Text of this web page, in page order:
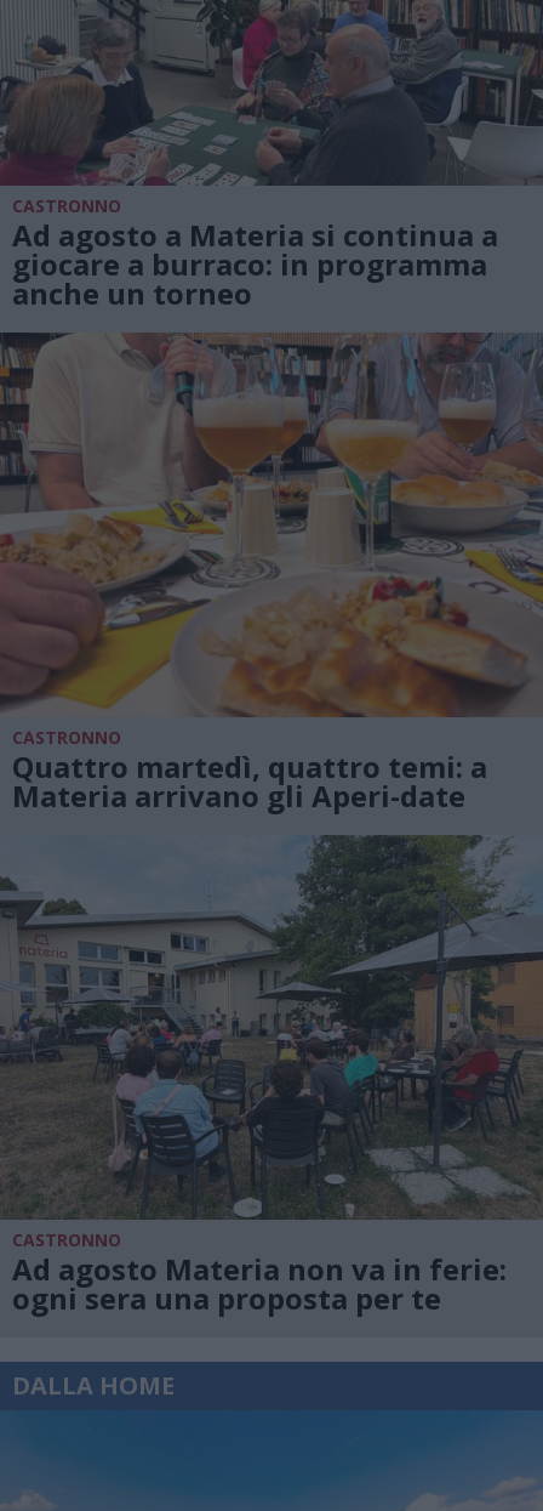
CASTRONNO
Ad agosto a Materia si continua a
giocare a burraco: in programma
anche un torneo
CASTRONNO
Quattro martedì, quattro temi: a
Materia arrivano gli Aperi-date
CASTRONNO
Ad agosto Materia non va in ferie:
ogni sera una proposta per te
DALLA HOME